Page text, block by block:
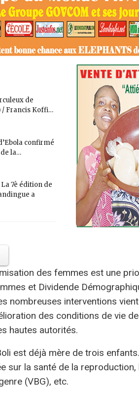
de
/ Francis Koffi…
confirmé
la…
7è édition de
a
des femmes est une
et Dividende
nombreuses interventions
des conditions de vie
hautes autorités.
est déjà mère de trois
sur la santé de la
(VBG), etc.